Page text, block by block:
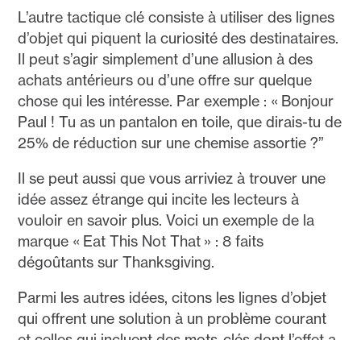
L’autre tactique clé consiste à utiliser des lignes
d’objet qui piquent la curiosité des destinataires.
Il peut s’agir simplement d’une allusion à des
achats antérieurs ou d’une offre sur quelque
chose qui les intéresse. Par exemple : « Bonjour
Paul ! Tu as un pantalon en toile, que dirais-tu de
25% de réduction sur une chemise assortie ?”
Il se peut aussi que vous arriviez à trouver une
idée assez étrange qui incite les lecteurs à
vouloir en savoir plus. Voici un exemple de la
marque « Eat This Not That » : 8 faits
dégoûtants sur Thanksgiving.
Parmi les autres idées, citons les lignes d’objet
qui offrent une solution à un problème courant